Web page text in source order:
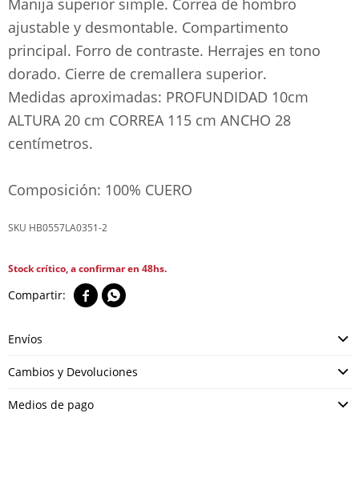
Manija superior simple. Correa de hombro
ajustable y desmontable. Compartimento
principal. Forro de contraste. Herrajes en tono
dorado. Cierre de cremallera superior.
Medidas aproximadas: PROFUNDIDAD 10cm
ALTURA 20 cm CORREA 115 cm ANCHO 28
centímetros.
Composición: 100% CUERO
HB0557LA0351-2
Stock crítico, a confirmar en 48hs.
 
Envíos
Cambios y Devoluciones
Medios de pago